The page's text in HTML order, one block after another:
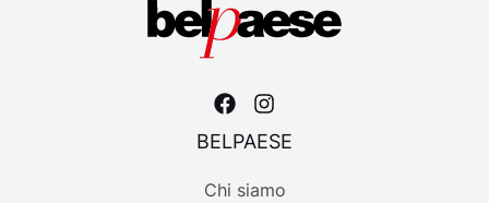
BELPAESE
Chi siamo